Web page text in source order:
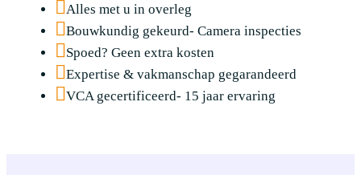
Alles met u in overleg
Bouwkundig gekeurd- Camera inspecties
Spoed? Geen extra kosten
Expertise & vakmanschap gegarandeerd
VCA gecertificeerd- 15 jaar ervaring